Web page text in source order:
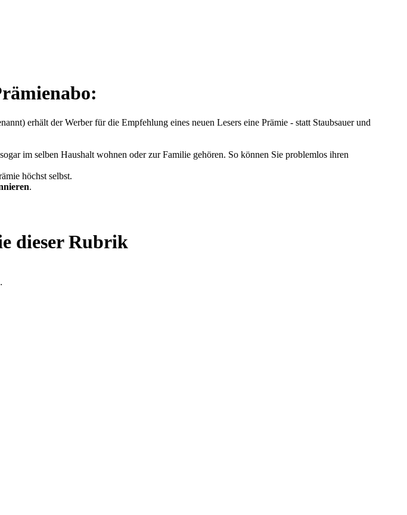
erhält der Werber für die Empfehlung eines neuen Lesers eine Prämie - statt Staubsauer und
im selben Haushalt wohnen oder zur Familie gehören. So können Sie problemlos ihren
höchst selbst.
.
dieser Rubrik